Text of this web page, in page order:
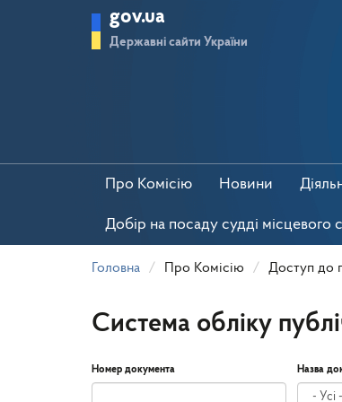
gov.ua
Державні сайти України
Про Комісію Новини
Добір на посаду судді місцевого
Головна Про Комісію Доступ до
Система обліку
Номер документа Назва